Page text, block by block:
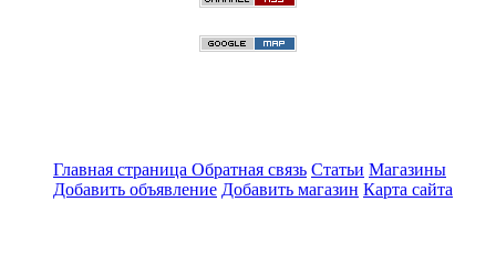
Главная страница Обратная связь Статьи Магазины
Добавить объявление Добавить магазин Карта сайта